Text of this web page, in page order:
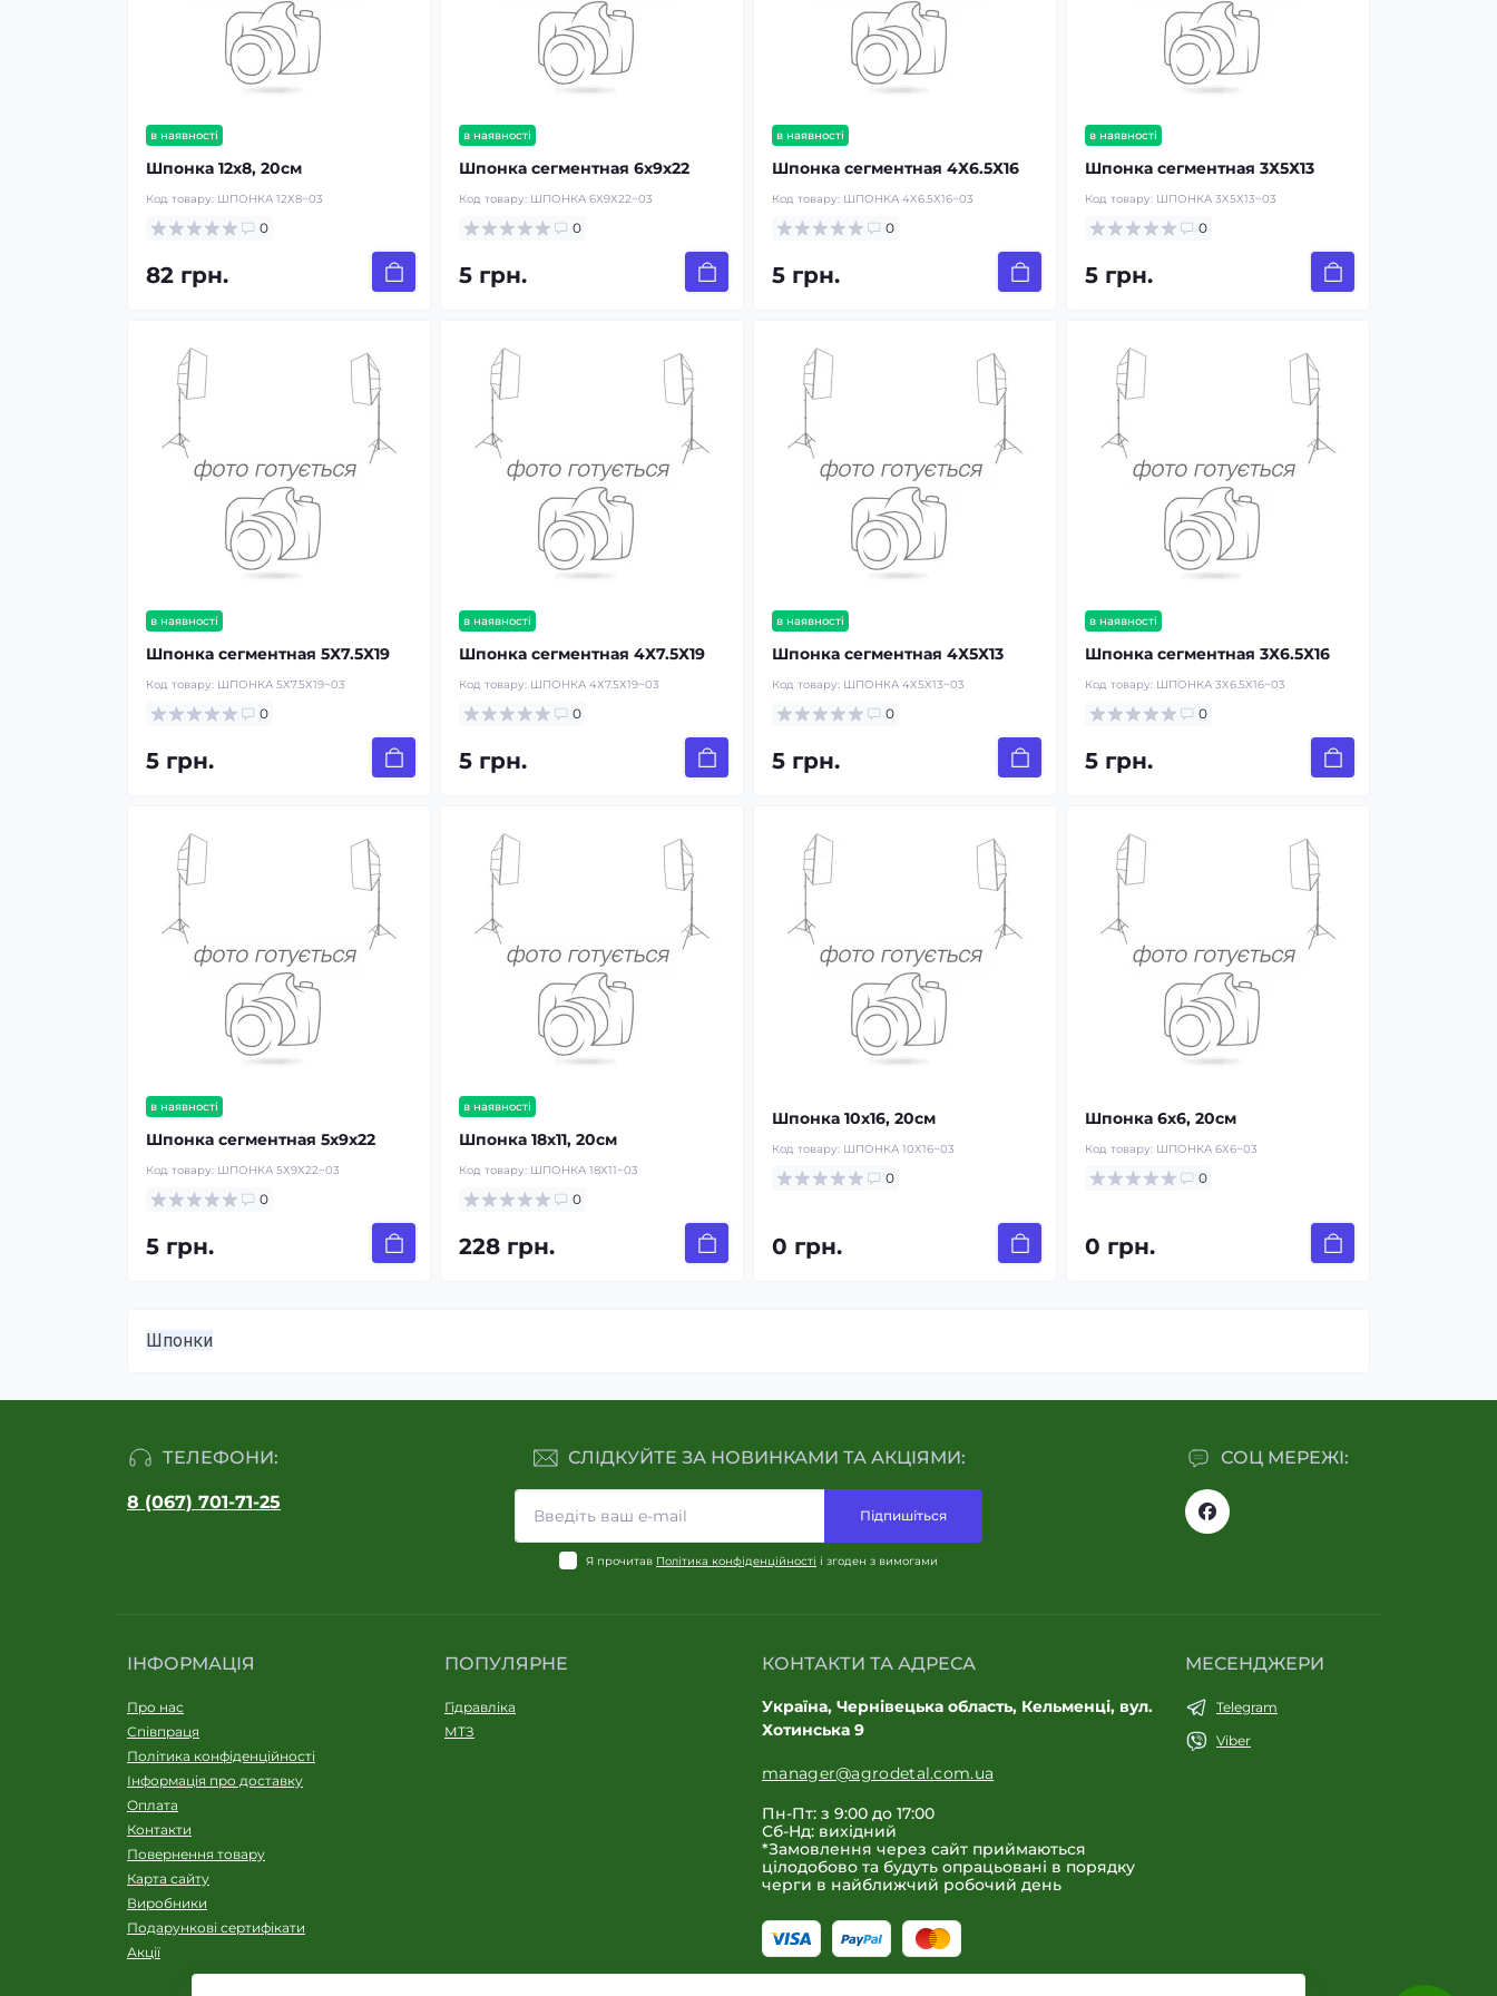
в наявності
Шпонка 12х8, 20см
Код товару: ШПОНКА 12Х8~03
0
82 грн.
в наявності
Шпонка сегментная 6х9х22
Код товару: ШПОНКА 6Х9Х22~03
0
5 грн.
в наявності
Шпонка сегментная 4Х6.5Х16
Код товару: ШПОНКА 4Х6.5Х16~03
0
5 грн.
в наявності
Шпонка сегментная 3Х5Х13
Код товару: ШПОНКА 3Х5Х13~03
0
5 грн.
в наявності
Шпонка сегментная 5Х7.5Х19
Код товару: ШПОНКА 5Х7.5Х19~03
0
5 грн.
в наявності
Шпонка сегментная 4Х7.5Х19
Код товару: ШПОНКА 4Х7.5Х19~03
0
5 грн.
в наявності
Шпонка сегментная 4Х5Х13
Код товару: ШПОНКА 4Х5Х13~03
0
5 грн.
в наявності
Шпонка сегментная 3Х6.5Х16
Код товару: ШПОНКА 3Х6.5Х16~03
0
5 грн.
в наявності
Шпонка сегментная 5х9х22
Код товару: ШПОНКА 5Х9Х22~03
0
5 грн.
в наявності
Шпонка 18х11, 20см
Код товару: ШПОНКА 18Х11~03
0
228 грн.
Шпонка 10х16, 20см
Код товару: ШПОНКА 10Х16~03
0
0 грн.
Шпонка 6х6, 20см
Код товару: ШПОНКА 6Х6~03
0
0 грн.
Шпонки
ТЕЛЕФОНИ:
8 (067) 701-71-25
СОЦ МЕРЕЖІ:
СЛІДКУЙТЕ ЗА НОВИНКАМИ ТА АКЦІЯМИ:
Підпишіться
Я прочитав Політика конфіденційності і згоден з вимогами
ІНФОРМАЦІЯ
Про нас
Співпраця
Політика конфіденційності
Інформація про доставку
Оплата
Контакти
Повернення товару
Карта сайту
Виробники
Подарункові сертифікати
Акції
ПОПУЛЯРНЕ
Гідравліка
МТЗ
КОНТАКТИ ТА АДРЕСА
Україна, Чернівецька область, Кельменці, вул.
Хотинська 9
manager@agrodetal.com.ua
Пн-Пт: з 9:00 до 17:00
Сб-Нд: вихідний
*Замовлення через сайт приймаються
цілодобово та будуть опрацьовані в порядку
черги в найближчий робочий день
МЕСЕНДЖЕРИ
Telegram
Viber